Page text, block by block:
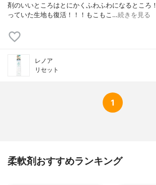
剤のいいところはとにかくふわふわになるところ
っていた生地も復活！！！もこもこ…続きを見る
レノア
リセット
1
柔軟剤おすすめランキング